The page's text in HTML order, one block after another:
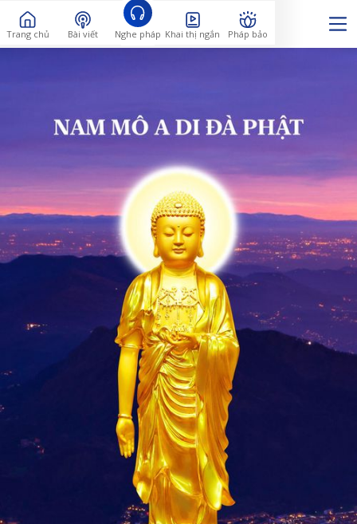
Trang chủ Bài viết Nghe pháp Khai thị ngắn Pháp bảo